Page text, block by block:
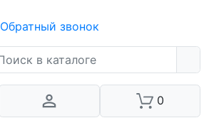
Обратный звонок
0